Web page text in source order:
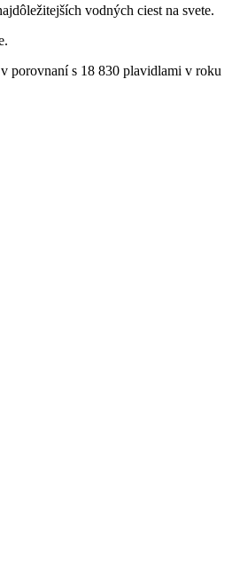
vodných ciest na svete.
porovnaní s 18 830 plavidlami v roku